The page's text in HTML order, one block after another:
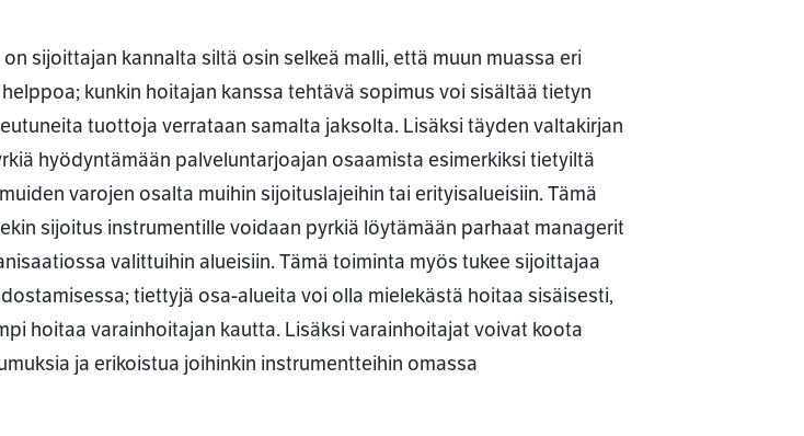
sijoittajan kannalta siltä osin selkeä malli, että muun muassa eri
kunkin hoitajan kanssa tehtävä sopimus voi sisältää tietyn
tuottoja verrataan samalta jaksolta. Lisäksi täyden valtakirjan
hyödyntämään palveluntarjoajan osaamista esimerkiksi tietyiltä
varojen osalta muihin sijoituslajeihin tai erityisalueisiin. Tämä
sijoitus instrumentille voidaan pyrkiä löytämään parhaat managerit
valittuihin alueisiin. Tämä toiminta myös tukee sijoittajaa
tiettyjä osa-alueita voi olla mielekästä hoitaa sisäisesti,
hoitaa varainhoitajan kautta. Lisäksi varainhoitajat voivat koota
ja erikoistua joihinkin instrumentteihin omassa